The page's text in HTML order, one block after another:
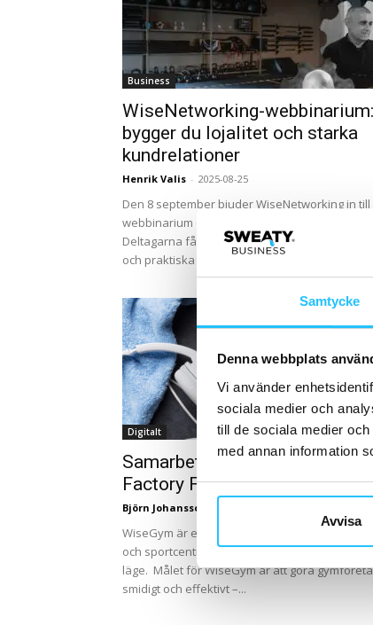
Samtycke
Denna webbplats
Vi använder
sociala medier och
till de sociala medier
med annan information
Avvisa
Business
WiseNetworking-
bygger du lojalitet och starka
kundrelationer
Henrik Valis - 2025-08-25
Den 8 september bjuder WiseNetworking in
webbinarium om kundupplevelse och lojalitet.
Deltagarna får ta del av insikter, verkliga
och praktiska verktyg...
Digitalt
Samarbetet mellan WiseGym
Factory Fitness har börjat bra
Björn Johansson
WiseGym är ett finskt kvalitativt affärssystem
och sportcentrum oavsett av storlek, koncept
läge. Målet för WiseGym är att göra
smidigt och effektivt –...